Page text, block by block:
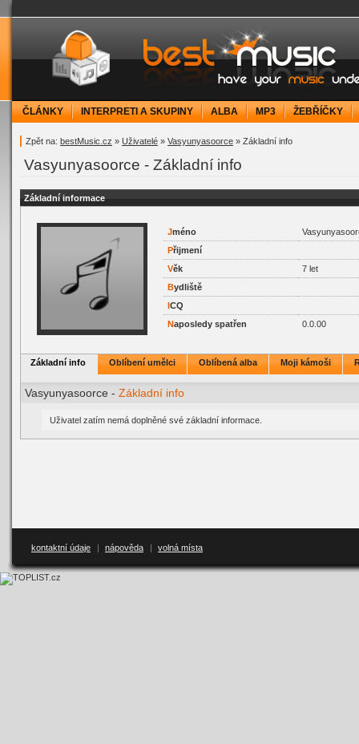
bestMusic.cz - Have your music under
ČLÁNKY INTERPRETI A SKUPINY ALBA MP3 ŽEBŘÍČKY
Zpět na: bestMusic.cz » Uživatelé » Vasyunyasoorce » Základní info
Vasyunyasoorce - Základní info
Základní informace
Jméno
Přijmení
Věk
7 let
Bydliště
ICQ
Naposledy spatřen 0.0.00
Základní info Oblíbení umělci Oblíbená alba Moji kámoši
Vasyunyasoorce - Základní info
Uživatel zatím nemá doplněné své základní informace.
kontaktní údaje | nápověda | volná místa